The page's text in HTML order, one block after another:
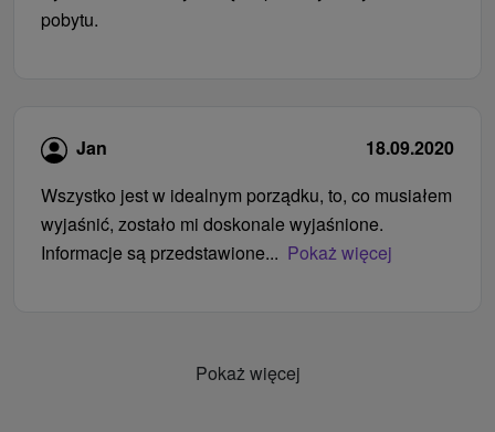
pobytu.
Jan
18.09.2020
Wszystko jest w idealnym porządku, to, co musiałem
wyjaśnić, zostało mi doskonale wyjaśnione.
Informacje są przedstawione... Pokaż więcej
Pokaż więcej